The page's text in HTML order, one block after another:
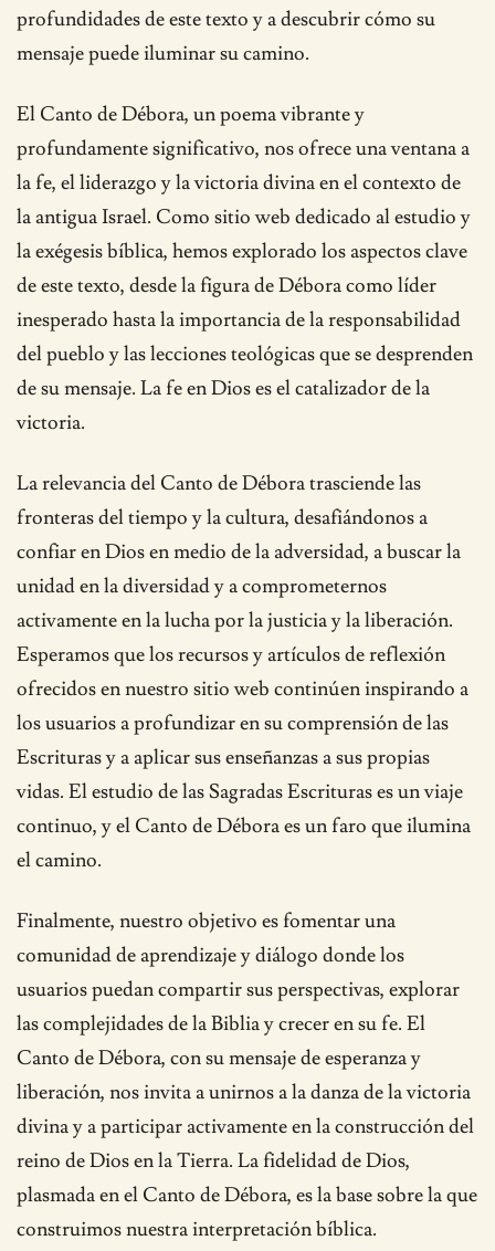
profundidades de este texto y a descubrir cómo su
mensaje puede iluminar su camino.
El Canto de Débora, un poema vibrante y
profundamente significativo, nos ofrece una ventana a
la fe, el liderazgo y la victoria divina en el contexto de
la antigua Israel. Como sitio web dedicado al estudio y
la exégesis bíblica, hemos explorado los aspectos clave
de este texto, desde la figura de Débora como líder
inesperado hasta la importancia de la responsabilidad
del pueblo y las lecciones teológicas que se desprenden
de su mensaje. La fe en Dios es el catalizador de la
victoria.
La relevancia del Canto de Débora trasciende las
fronteras del tiempo y la cultura, desafiándonos a
confiar en Dios en medio de la adversidad, a buscar la
unidad en la diversidad y a comprometernos
activamente en la lucha por la justicia y la liberación.
Esperamos que los recursos y artículos de reflexión
ofrecidos en nuestro sitio web continúen inspirando a
los usuarios a profundizar en su comprensión de las
Escrituras y a aplicar sus enseñanzas a sus propias
vidas. El estudio de las Sagradas Escrituras es un viaje
continuo, y el Canto de Débora es un faro que ilumina
el camino.
Finalmente, nuestro objetivo es fomentar una
comunidad de aprendizaje y diálogo donde los
usuarios puedan compartir sus perspectivas, explorar
las complejidades de la Biblia y crecer en su fe. El
Canto de Débora, con su mensaje de esperanza y
liberación, nos invita a unirnos a la danza de la victoria
divina y a participar activamente en la construcción del
reino de Dios en la Tierra. La fidelidad de Dios,
plasmada en el Canto de Débora, es la base sobre la que
construimos nuestra interpretación bíblica.